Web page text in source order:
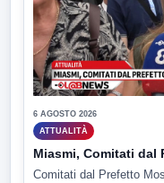
6 AGOSTO 2026
ATTUALITÀ
Miasmi, Comitati
Comitati dal Prefetto